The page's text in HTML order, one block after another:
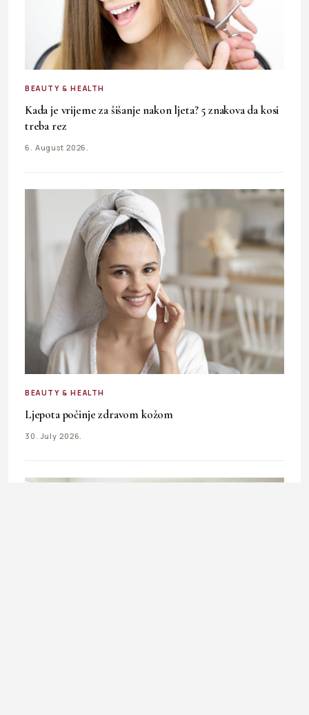
BEAUTY & HEALTH
Kada je vrijeme za šišanje nakon ljeta? 5 znakova da kosi
treba rez
6. August 2026.
BEAUTY & HEALTH
Ljepota počinje zdravom kožom
30. July 2026.